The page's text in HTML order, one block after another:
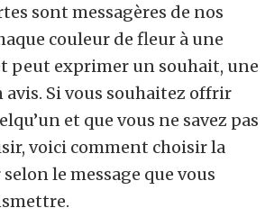
sont messagères de nos
couleur de fleur à une
peut exprimer un souhait, une
Si vous souhaitez offrir
et que vous ne savez pas
voici comment choisir la
le message que vous